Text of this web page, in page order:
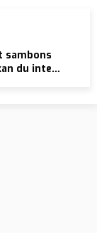
sambons
du inte